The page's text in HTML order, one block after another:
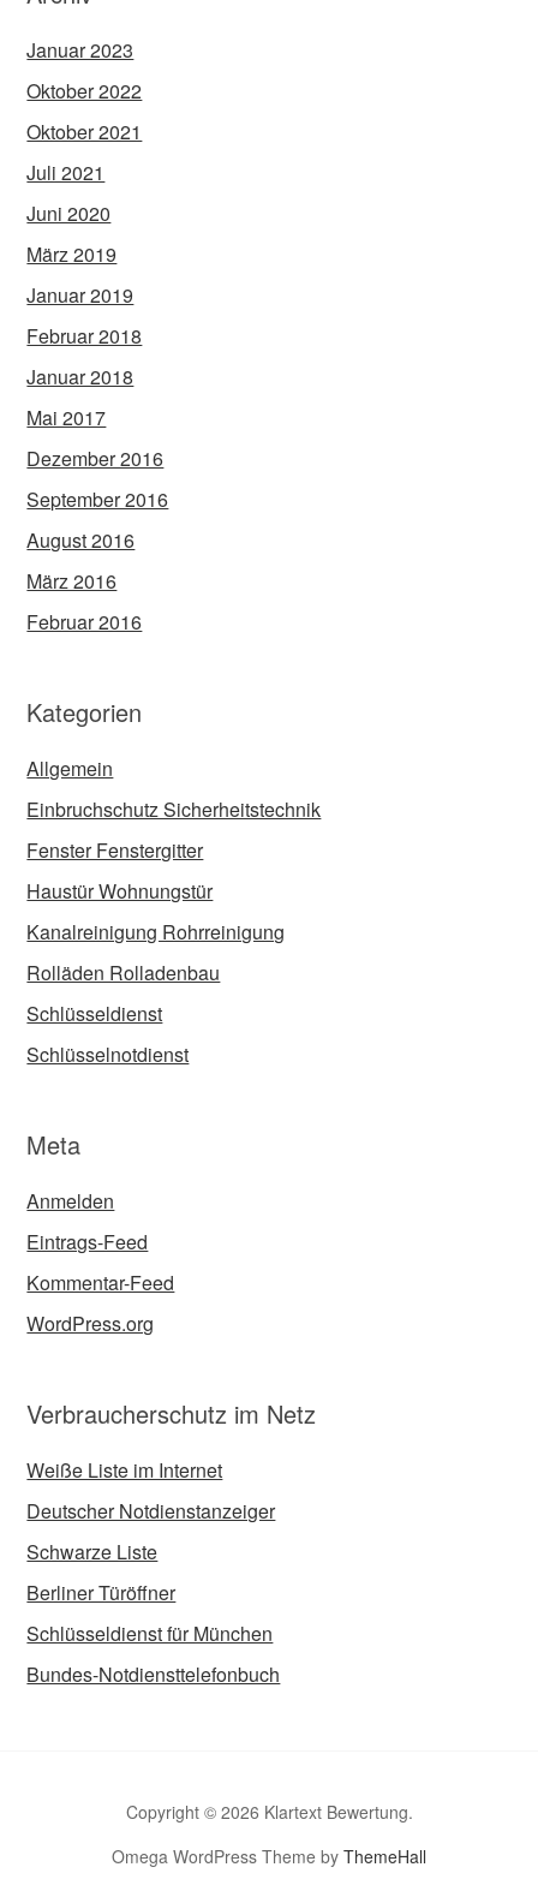
Januar 2023
Oktober 2022
Oktober 2021
Juli 2021
Juni 2020
März 2019
Januar 2019
Februar 2018
Januar 2018
Mai 2017
Dezember 2016
September 2016
August 2016
März 2016
Februar 2016
Kategorien
Allgemein
Einbruchschutz Sicherheitstechnik
Fenster Fenstergitter
Haustür Wohnungstür
Kanalreinigung Rohrreinigung
Rolläden Rolladenbau
Schlüsseldienst
Schlüsselnotdienst
Meta
Anmelden
Eintrags-Feed
Kommentar-Feed
WordPress.org
Verbraucherschutz im Netz
Weiße Liste im Internet
Deutscher Notdienstanzeiger
Schwarze Liste
Berliner Türöffner
Schlüsseldienst für München
Bundes-Notdiensttelefonbuch
Copyright © 2026 Klartext Bewertung.
Omega WordPress Theme by ThemeHall